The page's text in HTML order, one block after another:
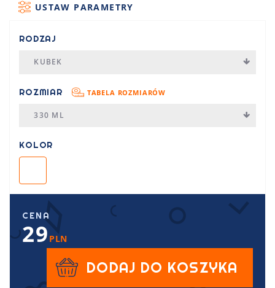
USTAW PARAMETRY
RODZAJ
KUBEK
ROZMIAR TABELA ROZMIARÓW
330 ML
KOLOR
CENA
29PLN
DODAJ DO KOSZYKA